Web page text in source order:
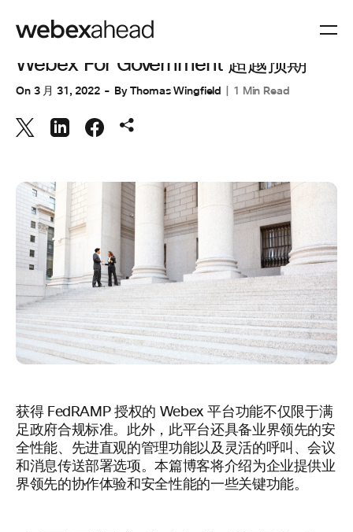
协作
Webex For Government 超越预期
On 3 月 31, 2022 ByThomas Wingfield 1 Min Read
获得 FedRAMP 授权的 Webex 平台功能不仅限于满
足政府合规标准。此外，此平台还具备业界领先的安
全性能、先进直观的管理功能以及灵活的呼叫、会议
和消息传送部署选项。本篇博客将介绍为企业提供业
界领先的协作体验和安全性能的一些关键功能。